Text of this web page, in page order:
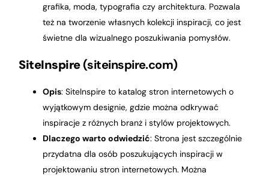
grafika, moda, typografia czy architektura. Pozwala
też na tworzenie własnych kolekcji inspiracji, co jest
świetne dla wizualnego poszukiwania pomysłów.
SiteInspire(siteinspire.com)
Opis: SiteInspire to katalog stron internetowych o
wyjątkowym designie, gdzie można odkrywać
inspiracje z różnych branż i stylów projektowych.
Dlaczego warto odwiedzić: Strona jest szczególnie
przydatna dla osób poszukujących inspiracji w
projektowaniu stron internetowych. Można